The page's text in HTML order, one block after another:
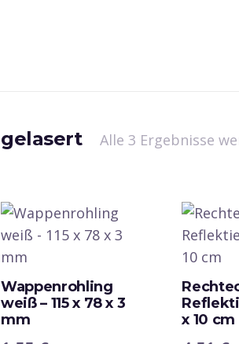
gelasert Alle 3 Ergebnisse
Wappenrohling
weiß – 115 x 78 x 3
mm
x 10 cm